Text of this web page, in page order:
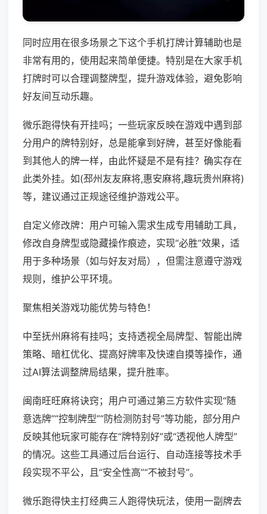
同时应用在很多场景之下这个手机打牌计算辅助也是
非常有用的，使用起来简单便捷。特别是在大家手机
打牌时可以合理调整牌型，提升游戏体验，避免影响
好友间互动乐趣。
微乐跑得快有开挂吗；一些玩家反映在游戏中遇到部
分用户的牌特别好，总是能拿到好牌，甚至好像能看
到其他人的牌一样，由此怀疑是不是有挂？确实存在
此类外挂。如(邳州友友麻将,惠安麻将,趣玩贵州麻将)
等，建议通过正规途径维护游戏公平。
自定义修改牌：用户可输入需求生成专用辅助工具，
修改自身牌型或隐藏操作痕迹，实现“必胜”效果，适
用于多种场景（如与好友对局），但需注意遵守游戏
规则，维护公平环境。
聚焦相关游戏功能优势与特色！
中至抚州麻将有挂吗；支持透视全局牌型、智能出牌
策略、暗杠优化、提高好牌率及快速自摸等操作，通
过AI算法调整牌局结果，提升胜率。
闽南旺旺麻将诀窍；用户可通过第三方软件实现“随
意选牌”“控制牌型”“防检测防封号”等功能，部分用户
反映其他玩家可能存在“牌特别好”或“透视他人牌型”
的情况。这些工具通过后台运行、自动连接等技术手
段实现不平公，且“安全性高”“不被封号”。
微乐跑得快主打经典三人跑得快玩法，使用一副牌去